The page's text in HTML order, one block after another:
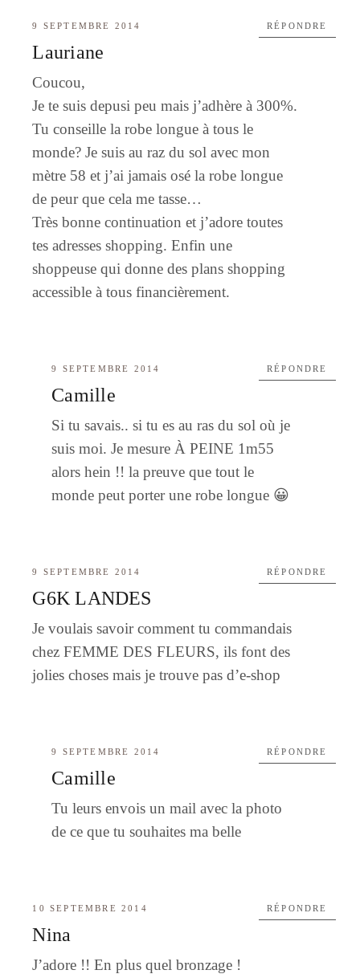
9 SEPTEMBRE 2014
Lauriane
Coucou,
Je te suis depusi peu mais j’adhère à 300%.
Tu conseille la robe longue à tous le
monde? Je suis au raz du sol avec mon
mètre 58 et j’ai jamais osé la robe longue
de peur que cela me tasse…
Très bonne continuation et j’adore toutes
tes adresses shopping. Enfin une
shoppeuse qui donne des plans shopping
accessible à tous financièrement.
RÉPONDRE
9 SEPTEMBRE 2014
Camille
Si tu savais.. si tu es au ras du sol où je
suis moi. Je mesure À PEINE 1m55
alors hein !! la preuve que tout le
monde peut porter une robe longue 😀
RÉPONDRE
9 SEPTEMBRE 2014
G6K LANDES
Je voulais savoir comment tu commandais
chez FEMME DES FLEURS, ils font des
jolies choses mais je trouve pas d’e-shop
RÉPONDRE
9 SEPTEMBRE 2014
Camille
Tu leurs envois un mail avec la photo
de ce que tu souhaites ma belle
RÉPONDRE
10 SEPTEMBRE 2014
Nina
J’adore !! En plus quel bronzage !
RÉPONDRE